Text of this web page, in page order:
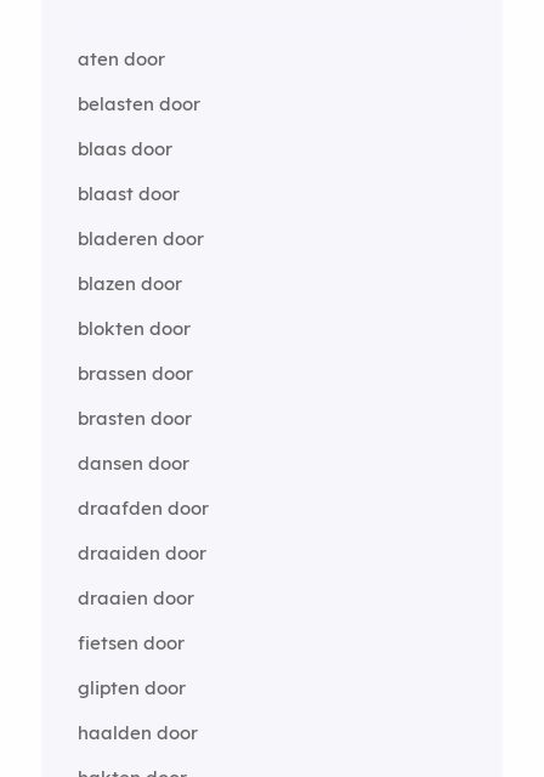
aten door
belasten door
blaas door
blaast door
bladeren door
blazen door
blokten door
brassen door
brasten door
dansen door
draafden door
draaiden door
draaien door
fietsen door
glipten door
haalden door